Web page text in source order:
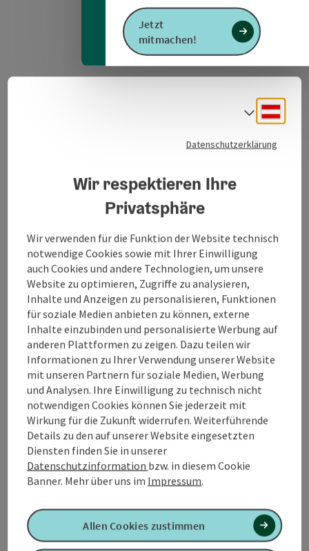
Jetzt
mitmachen!
Wanderweg in Mattighofen
Tour und Routeninformationen
Anreise/Lage
Eignung
Kontakt
Anfrage senden
Datenschutzerklärung
Wir respektieren Ihre
Privatsphäre
Wir verwenden für die Funktion der Website technisch
notwendige Cookies sowie mit Ihrer Einwilligung
auch Cookies und andere Technologien, um unsere
Website zu optimieren, Zugriffe zu analysieren,
Inhalte und Anzeigen zu personalisieren, Funktionen
für soziale Medien anbieten zu können, externe
Inhalte einzubinden und personalisierte Werbung auf
anderen Plattformen zu zeigen. Dazu teilen wir
Informationen zu Ihrer Verwendung unserer Website
mit unseren Partnern für soziale Medien, Werbung
und Analysen. Ihre Einwilligung zu technisch nicht
notwendigen Cookies können Sie jederzeit mit
Wirkung für die Zukunft widerrufen. Weiterführende
Details zu den auf unserer Website eingesetzten
Diensten finden Sie in unserer
Datenschutzinformation bzw. in diesem Cookie
Banner. Mehr über uns im Impressum.
Allen Cookies zustimmen